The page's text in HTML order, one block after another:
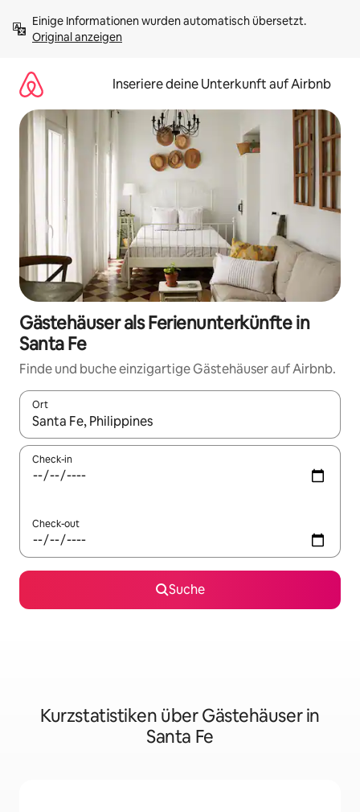
Inhalten
springenOriginal anzeigen
Inseriere deine Unterkunft auf Airbnb
Gästehäuser als Ferienunterkünfte in
Santa Fe
Finde und buche einzigartige Gästehäuser auf Airbnb.
Ort
Wenn Ergebnisse verfügbar sind, navigiere mit den
Check-in
Check-out
Suche
Kurzstatistiken über Gästehäuser in
Santa Fe